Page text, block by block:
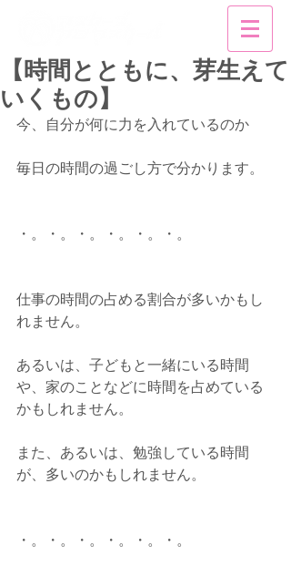
【時間とともに、芽生えて
いくもの】
今、自分が何に力を入れているのか
毎日の時間の過ごし方で分かります。
・。・。・。・。・。・。
仕事の時間の占める割合が多いかもし
れません。
あるいは、子どもと一緒にいる時間
や、家のことなどに時間を占めている
かもしれません。
また、あるいは、勉強している時間
が、多いのかもしれません。
・。・。・。・。・。・。